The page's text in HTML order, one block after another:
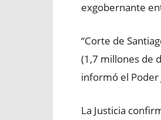
exgobernante
“Corte de
(1,7 millones de
informó el Poder
La Justicia